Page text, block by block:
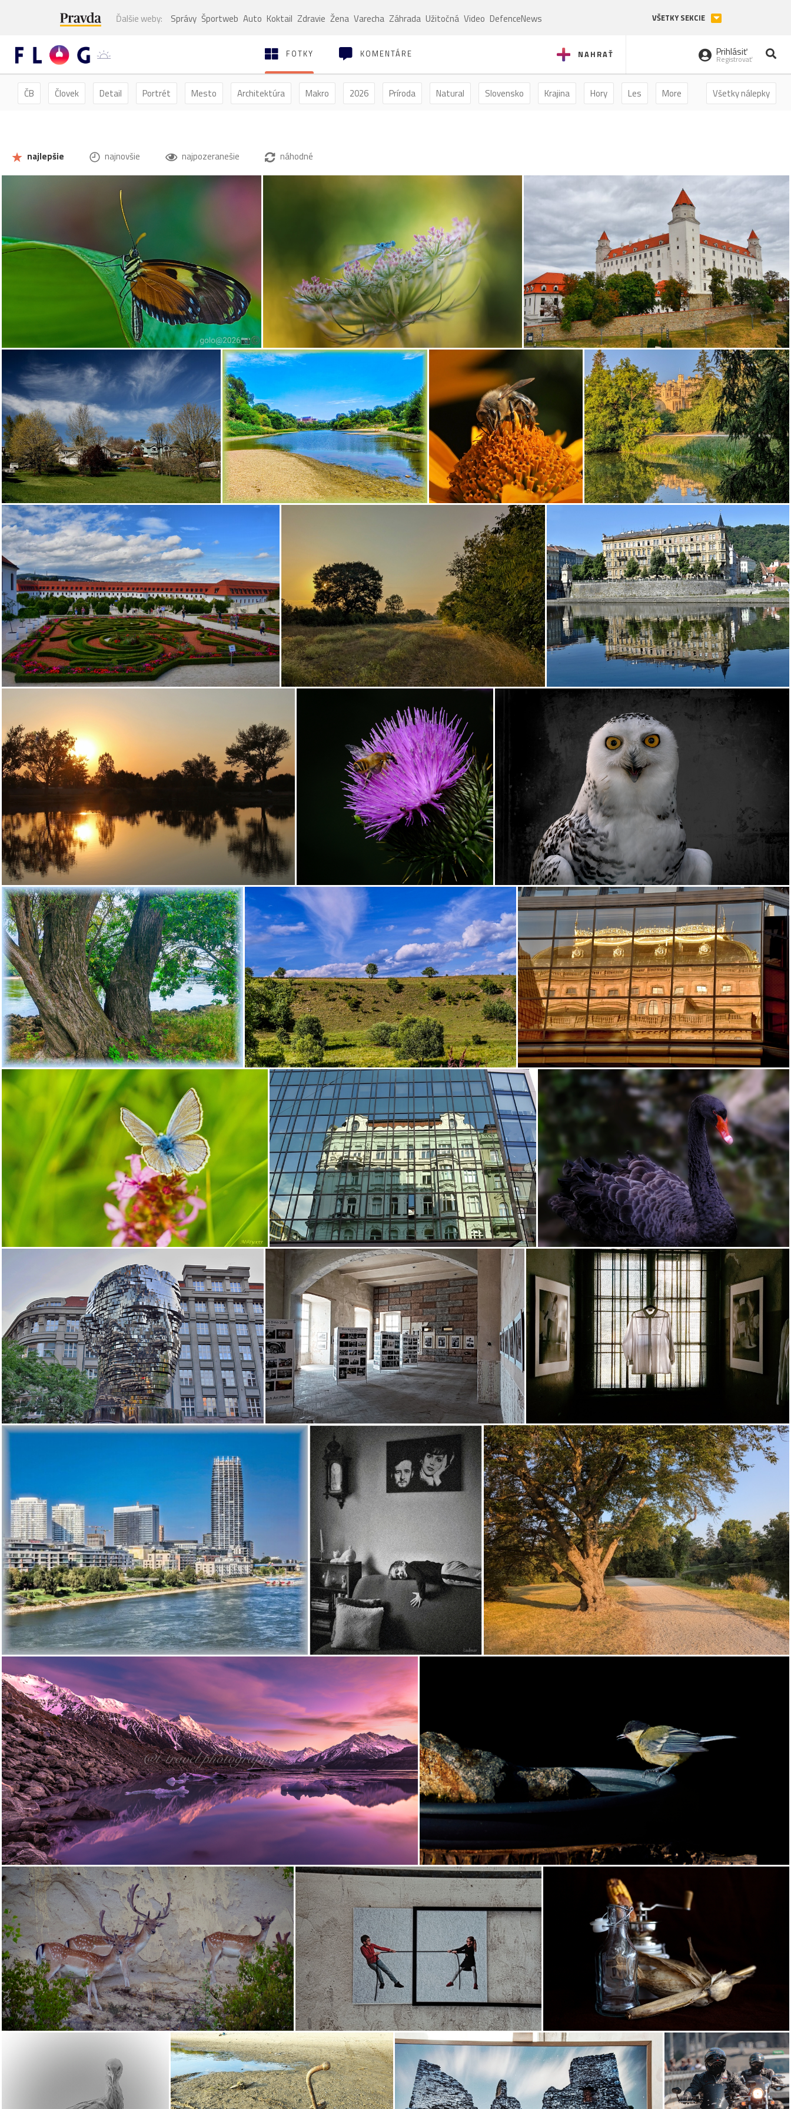
Ďalšie weby: Správy Športweb Auto Koktail Zdravie Žena Varecha Záhrada Užitočná Video DefenceNews VŠETKY SEKCIE
NAHRAŤ
FOTKY KOMENTÁRE Prihlásiť
Registrovať
Všetky nálepky
ČB Človek Detail Portrét Mesto Architektúra Makro 2026 Príroda Natural Slovensko Krajina Hory Les More
najlepšie najnovšie najpozeranešie náhodné